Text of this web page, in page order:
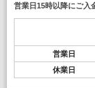
営業日15時以降にご入
営業日
休業日